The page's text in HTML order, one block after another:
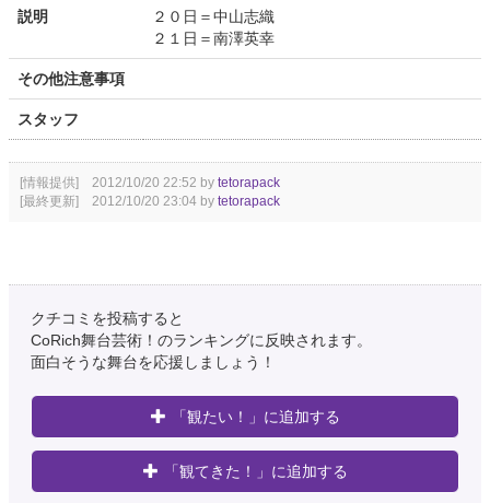
説明
２０日＝中山志織
２１日＝南澤英幸
その他注意事項
スタッフ
[情報提供] 2012/10/20 22:52 by tetorapack
[最終更新] 2012/10/20 23:04 by tetorapack
クチコミを投稿すると
CoRich舞台芸術！のランキングに反映されます。
面白そうな舞台を応援しましょう！
「観たい！」に追加する
「観てきた！」に追加する